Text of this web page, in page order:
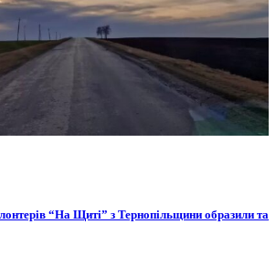
“На Щиті” з Тернопільщини образили та